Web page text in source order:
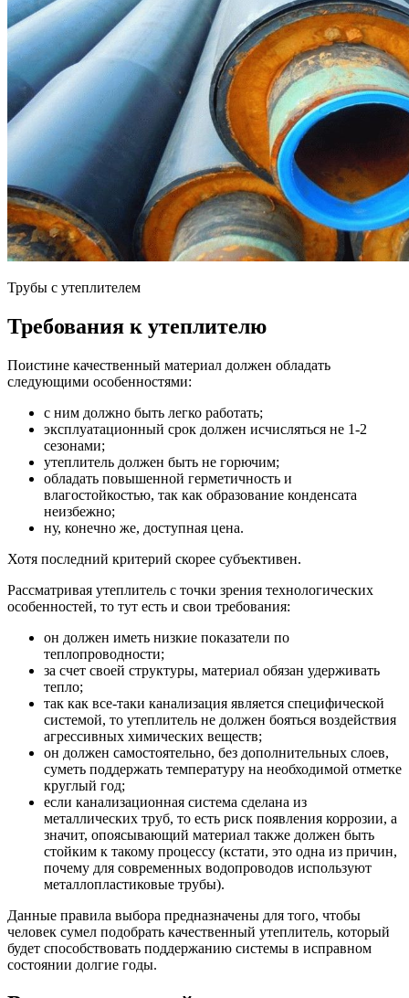
Трубы с утеплителем
Требования к утеплителю
Поистине качественный материал должен обладать
следующими особенностями:
с ним должно быть легко работать;
эксплуатационный срок должен исчисляться не 1-2
сезонами;
утеплитель должен быть не горючим;
обладать повышенной герметичность и
влагостойкостью, так как образование конденсата
неизбежно;
ну, конечно же, доступная цена.
Хотя последний критерий скорее субъективен.
Рассматривая утеплитель с точки зрения технологических
особенностей, то тут есть и свои требования:
он должен иметь низкие показатели по
теплопроводности;
за счет своей структуры, материал обязан удерживать
тепло;
так как все-таки канализация является специфической
системой, то утеплитель не должен бояться воздействия
агрессивных химических веществ;
он должен самостоятельно, без дополнительных слоев,
суметь поддержать температуру на необходимой отметке
круглый год;
если канализационная система сделана из
металлических труб, то есть риск появления коррозии, а
значит, опоясывающий материал также должен быть
стойким к такому процессу (кстати, это одна из причин,
почему для современных водопроводов используют
металлопластиковые трубы).
Данные правила выбора предназначены для того, чтобы
человек сумел подобрать качественный утеплитель, который
будет способствовать поддержанию системы в исправном
состоянии долгие годы.